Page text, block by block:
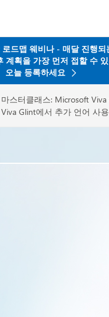
드맵 웨비나 - 매달 진행되
계획을 가장 먼저 접할 수
오늘 등록하세요
스터클래스: Microsoft
Viva Glint에서 추가 언어 사용